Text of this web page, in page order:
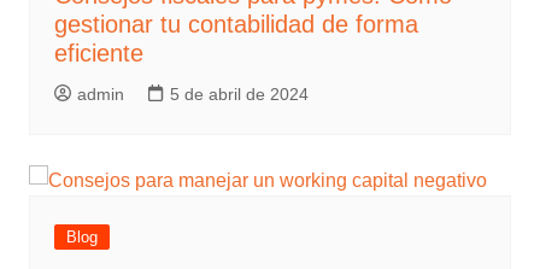
gestionar tu contabilidad de forma
eficiente
admin 5 de abril de 2024
Blog